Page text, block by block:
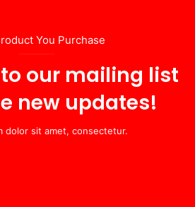
You Purchase
our mailing list
new updates!
dolor sit amet, consectetur.